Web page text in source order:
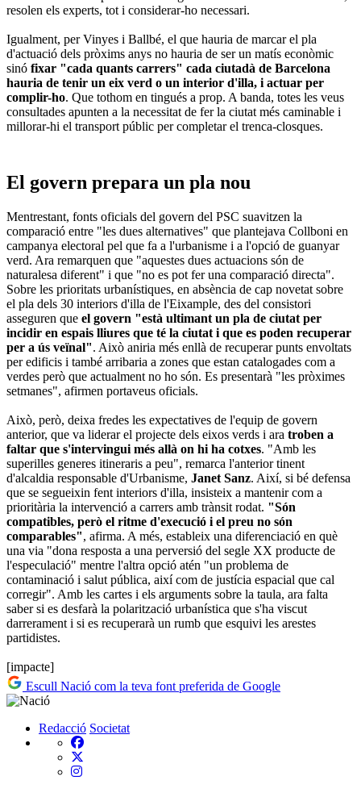
resolen els experts, tot i considerar-ho necessari.
Igualment, per Vinyes i Ballbé, el que hauria de marcar el pla
d'actuació dels pròxims anys no hauria de ser un matís econòmic
sinó fixar "cada quants carrers" cada ciutadà de Barcelona
hauria de tenir un eix verd o un interior d'illa, i actuar per
complir-ho. Que tothom en tingués a prop. A banda, totes les veus
consultades apunten a la necessitat de fer la ciutat més caminable i
millorar-hi el transport públic per completar el trenca-closques.
El govern prepara un pla nou
Mentrestant, fonts oficials del govern del PSC suavitzen la
comparació entre "les dues alternatives" que plantejava Collboni en
campanya electoral pel que fa a l'urbanisme i a l'opció de guanyar
verd. Ara remarquen que "aquestes dues actuacions són de
naturalesa diferent" i que "no es pot fer una comparació directa".
Sobre les prioritats urbanístiques, en absència de cap novetat sobre
el pla dels 30 interiors d'illa de l'Eixample, des del consistori
asseguren que el govern "està ultimant un pla de ciutat per
incidir en espais lliures que té la ciutat i que es poden recuperar
per a ús veïnal". Això aniria més enllà de recuperar punts envoltats
per edificis i també arribaria a zones que estan catalogades com a
verdes però que actualment no ho són. Es presentarà "les pròximes
setmanes", afirmen portaveus oficials.
Això, però, deixa fredes les expectatives de l'equip de govern
anterior, que va liderar el projecte dels eixos verds i ara troben a
faltar que s'intervingui més allà on hi ha cotxes. "Amb les
superilles generes itineraris a peu", remarca l'anterior tinent
d'alcaldia responsable d'Urbanisme, Janet Sanz. Així, si bé defensa
que se segueixin fent interiors d'illa, insisteix a mantenir com a
prioritària la intervenció a carrers amb trànsit rodat. "Són
compatibles, però el ritme d'execució i el preu no són
comparables", afirma. A més, estableix una diferenciació en què
una via "dona resposta a una perversió del segle XX producte de
l'especulació" mentre l'altra opció atén "un problema de
contaminació i salut pública, així com de justícia espacial que cal
corregir". Amb les cartes i els arguments sobre la taula, ara falta
saber si es desfarà la polarització urbanística que s'ha viscut
darrerament i si es recuperarà un rumb que esquivi les arestes
partidistes.
[impacte]
Escull Nació com la teva font preferida de Google
Redacció Societat